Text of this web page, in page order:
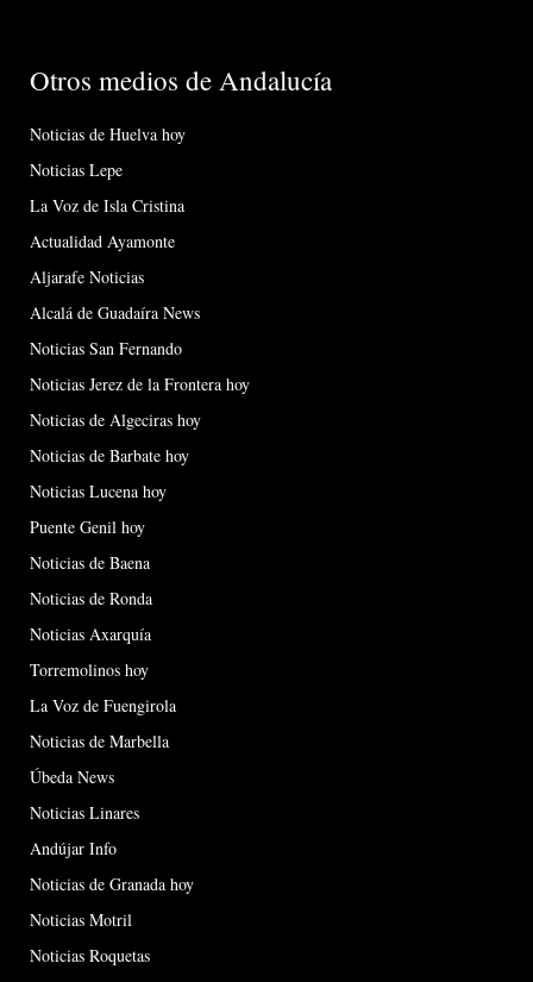
Otros medios de Andalucía
Noticias de Huelva hoy
Noticias Lepe
La Voz de Isla Cristina
Actualidad Ayamonte
Aljarafe Noticias
Alcalá de Guadaíra News
Noticias San Fernando
Noticias Jerez de la Frontera hoy
Noticias de Algeciras hoy
Noticias de Barbate hoy
Noticias Lucena hoy
Puente Genil hoy
Noticias de Baena
Noticias de Ronda
Noticias Axarquía
Torremolinos hoy
La Voz de Fuengirola
Noticias de Marbella
Úbeda News
Noticias Linares
Andújar Info
Noticias de Granada hoy
Noticias Motril
Noticias Roquetas